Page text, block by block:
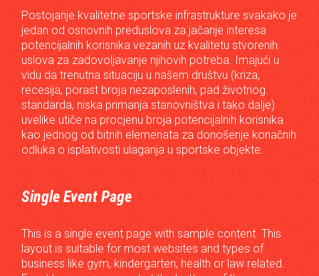
Postojanje kvalitetne sportske infrastrukture svakako je
jedan od osnovnih preduslova za jačanje interesa
potencijalnih korisnika vezanih uz kvalitetu stvorenih
uslova za zadovoljavanje njihovih potreba. Imajući u
vidu da trenutna situaciju u našem društvu (kriza,
recesija, porast broja nezaposlenih, pad životnog
standarda, niska primanja stanovništva i tako dalje)
uvelike utiče na procjenu broja potencijalnih korisnika
kao jednog od bitnih elemenata za donošenje konačnih
odluka o isplativosti ulaganja u sportske objekte.
Single Event Page
This is a single event page with sample content. This
layout is suitable for most websites and types of
business like gym, kindergarten, health or law related.